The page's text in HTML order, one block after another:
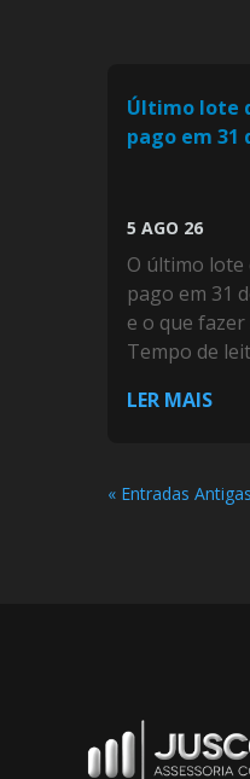
Último lote
pago em 31
5 AGO 26
O último lote
pago em 31
e o que
Tempo de
LER MAIS
« Entradas Antigas